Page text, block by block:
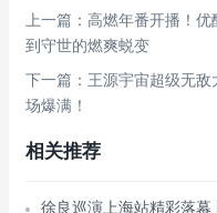
上一篇：高燃年番开播！
到守世的燃爽蜕变
下一篇：王源宇宙超级无
场爆满！
相关推荐
徐良巡演上海站精彩落